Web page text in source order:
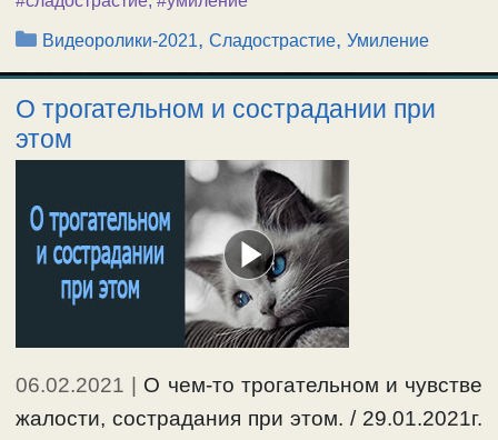
Рубрики
Видеоролики-2021,Сладострастие,Умиление
О трогательном и сострадании при
этом
06.02.2021 | О чем-то трогательном и чувстве
жалости, сострадания при этом. / 29.01.2021г.